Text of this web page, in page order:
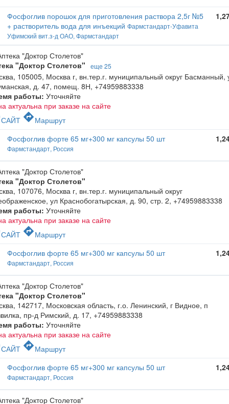
Фосфоглив порошок для приготовления раствора 2,5г №5
+ растворитель вода для инъекций Фармстандарт-Уфавита
Уфимский вит.з-д ОАО, Фармстандарт
"Доктор Столетов" еще 25
105005, Москва г, вн.тер.г. муниципальный округ Басманный,
д. 47, помещ. 8Н, +74959883338
работы: Уточняйте
актуальна при заказе на сайте
САЙТ directionsМаршрут
Фосфоглив форте 65 мг+300 мг капсулы 50 шт
Фармстандарт, Россия
"Доктор Столетов"
107076, Москва г, вн.тер.г. муниципальный округ
ул Краснобогатырская, д. 90, стр. 2, +74959883338
работы: Уточняйте
актуальна при заказе на сайте
САЙТ directionsМаршрут
Фосфоглив форте 65 мг+300 мг капсулы 50 шт
Фармстандарт, Россия
"Доктор Столетов"
142717, Московская область, г.о. Ленинский, г Видное, п
пр-д Римский, д. 17, +74959883338
работы: Уточняйте
актуальна при заказе на сайте
САЙТ directionsМаршрут
Фосфоглив форте 65 мг+300 мг капсулы 50 шт
Фармстандарт, Россия